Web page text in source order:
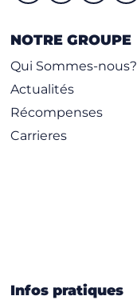
NOTRE GROUPE
Qui Sommes-nous?
Actualités
Récompenses
Carrieres
Infos pratiques